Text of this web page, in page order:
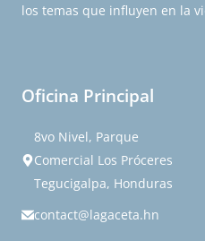
los temas que influyen en la
Oficina Principal
8vo Nivel, Parque
Comercial Los Próceres
Tegucigalpa, Honduras
contact@lagaceta.hn